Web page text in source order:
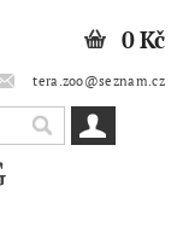
tera.zoo@seznam.cz
0 Kč